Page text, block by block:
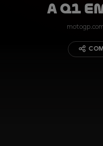
a Q1